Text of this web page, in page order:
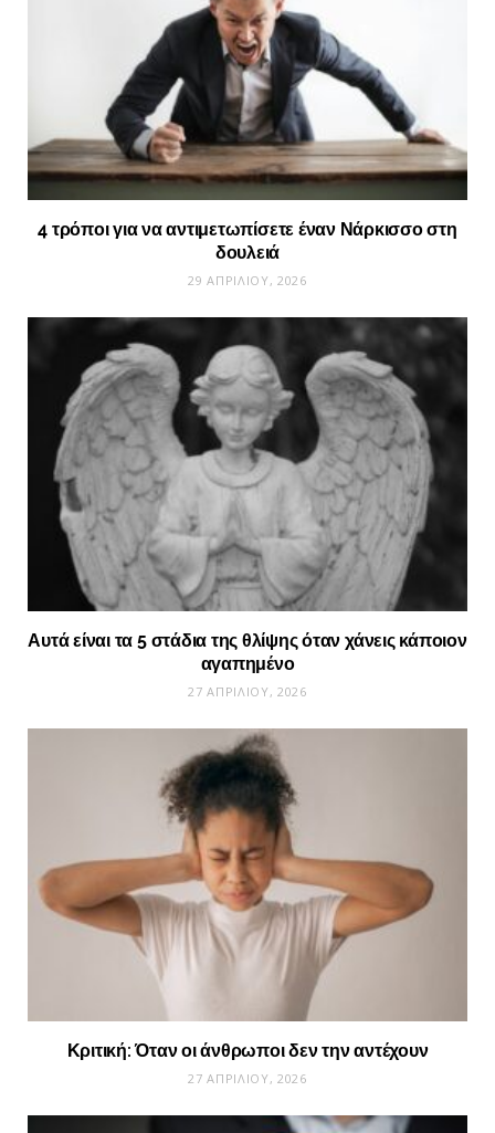
4 τρόποι για να αντιμετωπίσετε έναν Νάρκισσο στη
δουλειά
29 ΑΠΡΙΛΊΟΥ, 2026
Αυτά είναι τα 5 στάδια της θλίψης όταν χάνεις κάποιον
αγαπημένο
27 ΑΠΡΙΛΊΟΥ, 2026
Κριτική: Όταν οι άνθρωποι δεν την αντέχουν
27 ΑΠΡΙΛΊΟΥ, 2026